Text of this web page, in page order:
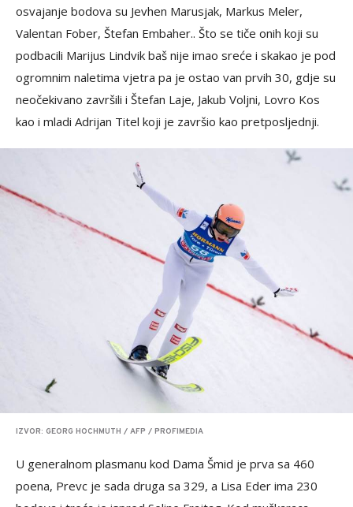
osvajanje bodova su Jevhen Marusjak, Markus Meler,
Valentan Fober, Štefan Embaher.. Što se tiče onih koji su
podbacili Marijus Lindvik baš nije imao sreće i skakao je pod
ogromnim naletima vjetra pa je ostao van prvih 30, gdje su
neočekivano završili i Štefan Laje, Jakub Voljni, Lovro Kos
kao i mladi Adrijan Titel koji je završio kao pretposljednji.
IZVOR: GEORG HOCHMUTH / AFP / PROFIMEDIA
U generalnom plasmanu kod Dama Šmid je prva sa 460
poena, Prevc je sada druga sa 329, a Lisa Eder ima 230